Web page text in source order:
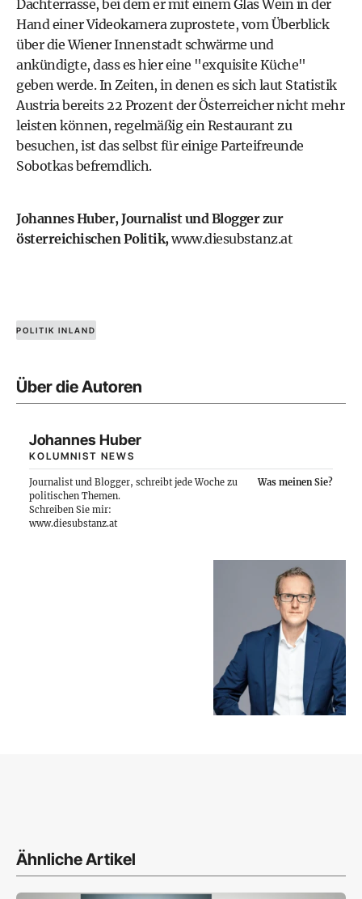
Dachterrasse, bei dem er mit einem Glas Wein in der
Hand einer Videokamera zuprostete, vom Überblick
über die Wiener Innenstadt schwärme und
ankündigte, dass es hier eine "exquisite Küche"
geben werde. In Zeiten, in denen es sich laut Statistik
Austria bereits 22 Prozent der Österreicher nicht mehr
leisten können, regelmäßig ein Restaurant zu
besuchen, ist das selbst für einige Parteifreunde
Sobotkas befremdlich.
Johannes Huber, Journalist und Blogger zur
österreichischen Politik, www.diesubstanz.at
POLITIK INLAND
Über die Autoren
Johannes Huber
KOLUMNIST NEWS
Journalist und Blogger, schreibt jede Woche zu
politischen Themen.
Was meinen Sie?
Schreiben Sie mir:
www.diesubstanz.at
Ähnliche Artikel